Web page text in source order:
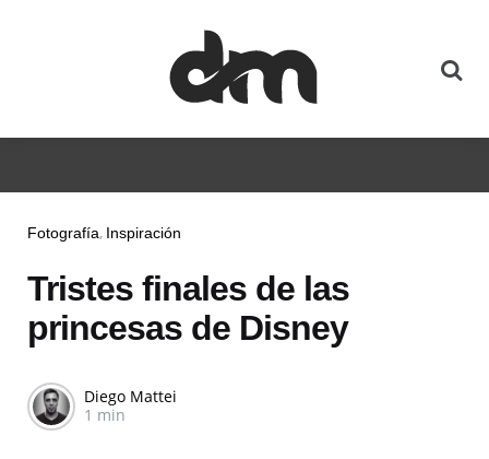
Fotografía Inspiración
Tristes finales de las
princesas de Disney
Diego Mattei
1 min